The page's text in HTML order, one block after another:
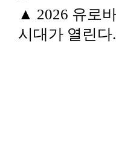
▲ 2026 유로
시대가 열린다.